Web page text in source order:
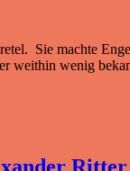
Sie machte
weithin wenig